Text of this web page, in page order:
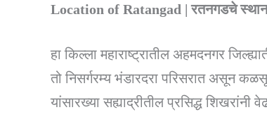
Location of Ratangad | रतनगडचे स्थान
हा किल्ला महाराष्ट्रातील अहमदनगर
तो निसर्गरम्य भंडारदरा परिसरात असून
यांसारख्या सह्याद्रीतील प्रसिद्ध